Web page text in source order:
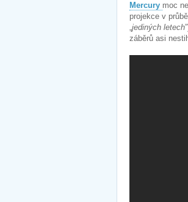
Mercury moc
projekce v
„jediných letech
záběrů asi